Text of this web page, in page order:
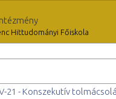
Hittudományi Főiskola
21 - Konszekutív